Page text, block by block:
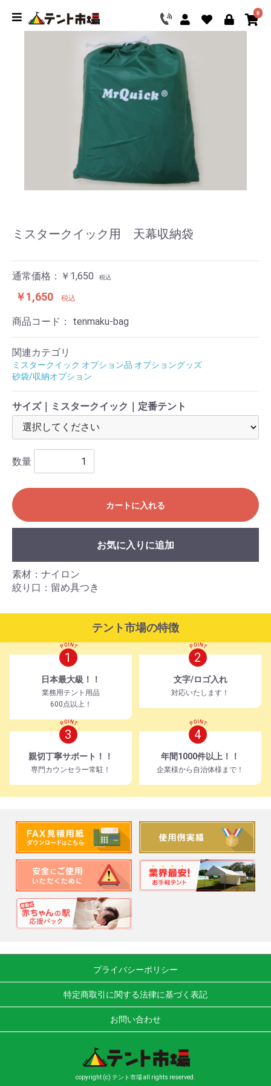
0
ミスタークイック用 天幕収納袋
通常価格： ￥1,650 税込
￥1,650 税込
商品コード： tenmaku-bag
関連カテゴリ
ミスタークイック オプション品 オプショングッズ
砂袋/収納オプション
サイズ｜ミスタークイック｜定番テント
数量
カートに入れる
お気に入りに追加
素材：ナイロン
絞り口：留め具つき
テント市場の特徴
1
日本最大級！！
業務用テント用品
600点以上！
2
文字/ロゴ入れ
対応いたします！
3
親切丁寧サポート！！
専門カウンセラー常駐！
4
年間1000件以上！！
企業様から自治体様まで！
プライバシーポリシー
特定商取引に関する法律に基づく表記
お問い合わせ
copyright (c) テント市場 all rights reserved.